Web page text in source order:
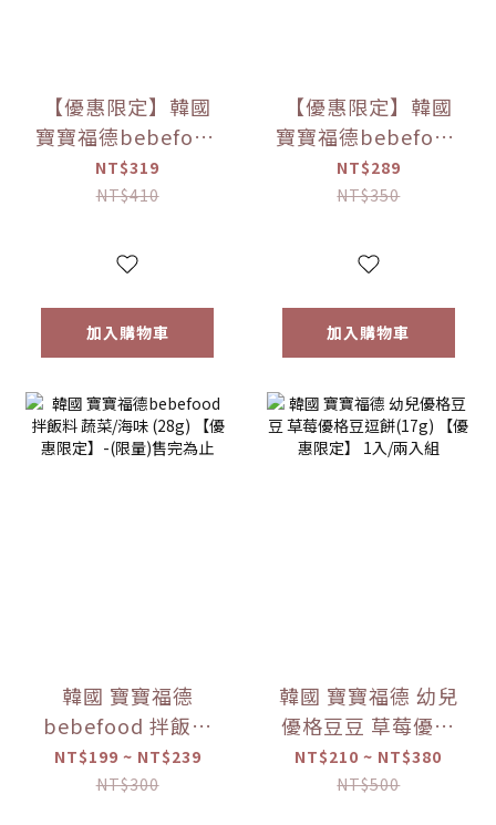
【優惠限定】韓國
寶寶福德bebefood
兒童專用調味海鹽
(120g)
NT$319
NT$410
加入購物車
【優惠限定】韓國
寶寶福德bebefood
寶寶專用醬油 煮湯/
沾用 (180ml)
NT$289
NT$350
加入購物車
韓國 寶寶福德
bebefood 拌飯料
蔬菜/海味 (28g)
【優惠限定】-(限
NT$199 ~ NT$239
NT$300
韓國 寶寶福德 幼兒
優格豆豆 草莓優格
豆逗餅(17g) 【優惠
限定】 1入/兩入組
NT$210 ~ NT$380
NT$500